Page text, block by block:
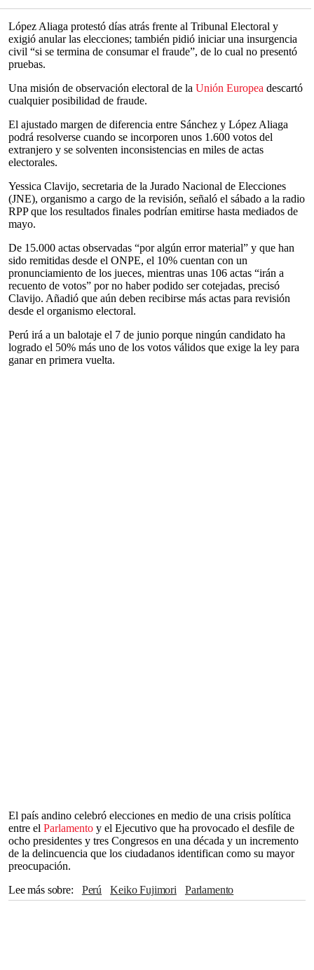
López Aliaga protestó días atrás frente al Tribunal Electoral y
exigió anular las elecciones; también pidió iniciar una insurgencia
civil “si se termina de consumar el fraude”, de lo cual no presentó
pruebas.
Una misión de observación electoral de la Unión Europea descartó
cualquier posibilidad de fraude.
El ajustado margen de diferencia entre Sánchez y López Aliaga
podrá resolverse cuando se incorporen unos 1.600 votos del
extranjero y se solventen inconsistencias en miles de actas
electorales.
Yessica Clavijo, secretaria de la Jurado Nacional de Elecciones
(JNE), organismo a cargo de la revisión, señaló el sábado a la radio
RPP que los resultados finales podrían emitirse hasta mediados de
mayo.
De 15.000 actas observadas “por algún error material” y que han
sido remitidas desde el ONPE, el 10% cuentan con un
pronunciamiento de los jueces, mientras unas 106 actas “irán a
recuento de votos” por no haber podido ser cotejadas, precisó
Clavijo. Añadió que aún deben recibirse más actas para revisión
desde el organismo electoral.
Perú irá a un balotaje el 7 de junio porque ningún candidato ha
logrado el 50% más uno de los votos válidos que exige la ley para
ganar en primera vuelta.
El país andino celebró elecciones en medio de una crisis política
entre el Parlamento y el Ejecutivo que ha provocado el desfile de
ocho presidentes y tres Congresos en una década y un incremento
de la delincuencia que los ciudadanos identifican como su mayor
preocupación.
Lee más sobre
Perú Keiko Fujimori
Parlamento